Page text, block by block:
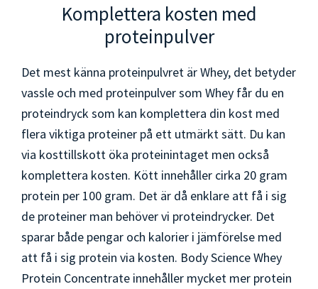
Komplettera kosten med
proteinpulver
Det mest känna proteinpulvret är Whey, det betyder
vassle och med proteinpulver som Whey får du en
proteindryck som kan komplettera din kost med
flera viktiga proteiner på ett utmärkt sätt. Du kan
via kosttillskott öka proteinintaget men också
komplettera kosten. Kött innehåller cirka 20 gram
protein per 100 gram. Det är då enklare att få i sig
de proteiner man behöver vi proteindrycker. Det
sparar både pengar och kalorier i jämförelse med
att få i sig protein via kosten. Body Science Whey
Protein Concentrate innehåller mycket mer protein